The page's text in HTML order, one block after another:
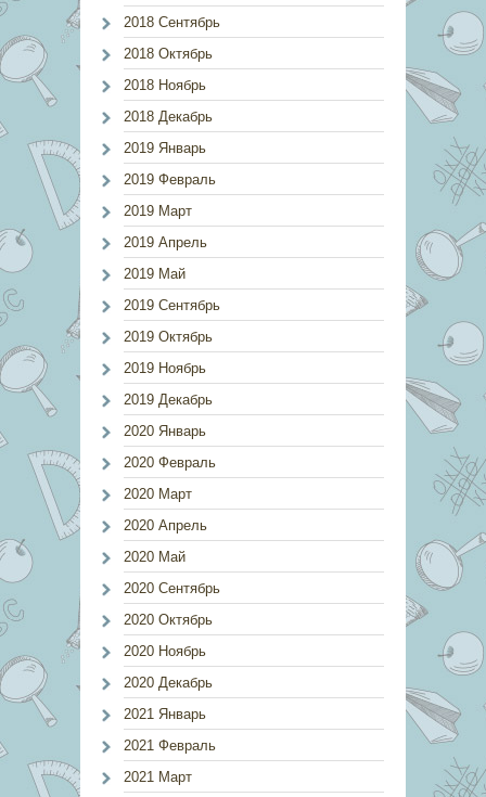
2018 Сентябрь
2018 Октябрь
2018 Ноябрь
2018 Декабрь
2019 Январь
2019 Февраль
2019 Март
2019 Апрель
2019 Май
2019 Сентябрь
2019 Октябрь
2019 Ноябрь
2019 Декабрь
2020 Январь
2020 Февраль
2020 Март
2020 Апрель
2020 Май
2020 Сентябрь
2020 Октябрь
2020 Ноябрь
2020 Декабрь
2021 Январь
2021 Февраль
2021 Март